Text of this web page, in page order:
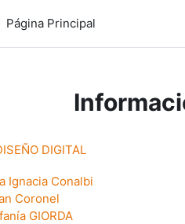
Página Principal
DIGITAL
Ignacia Conalbi
Coronel
GIORDA